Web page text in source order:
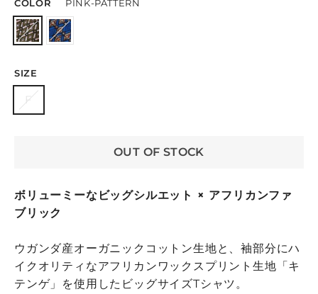
COLOR PINK-PATTERN
SIZE
F
OUT OF STOCK
ボリューミーなビッグシルエット × アフリカンファ
ブリック
ウガンダ産オーガニックコットン生地と、袖部分にハ
イクオリティなアフリカンワックスプリント生地「キ
テンゲ」を使用したビッグサイズTシャツ。